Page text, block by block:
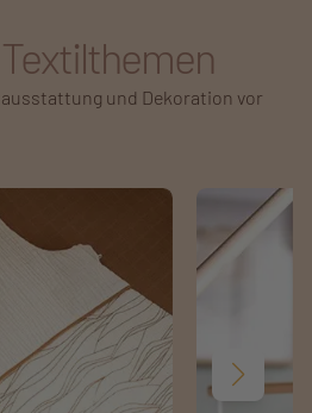
und Dekoration vor
Weiter